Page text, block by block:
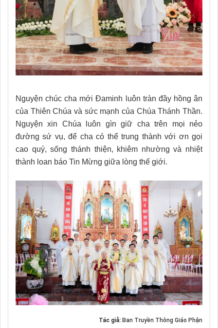
Nguyện chúc cha mới Đaminh luôn tràn đầy hồng ân
của Thiên Chúa và sức mạnh của Chúa Thánh Thần.
Nguyện xin Chúa luôn gìn giữ cha trên mọi nẻo
đường sứ vụ, để cha có thể trung thành với ơn gọi
cao quý, sống thánh thiện, khiêm nhường và nhiệt
thành loan báo Tin Mừng giữa lòng thế giới.
Tác giả: Ban Truyền Thông Giáo Phận